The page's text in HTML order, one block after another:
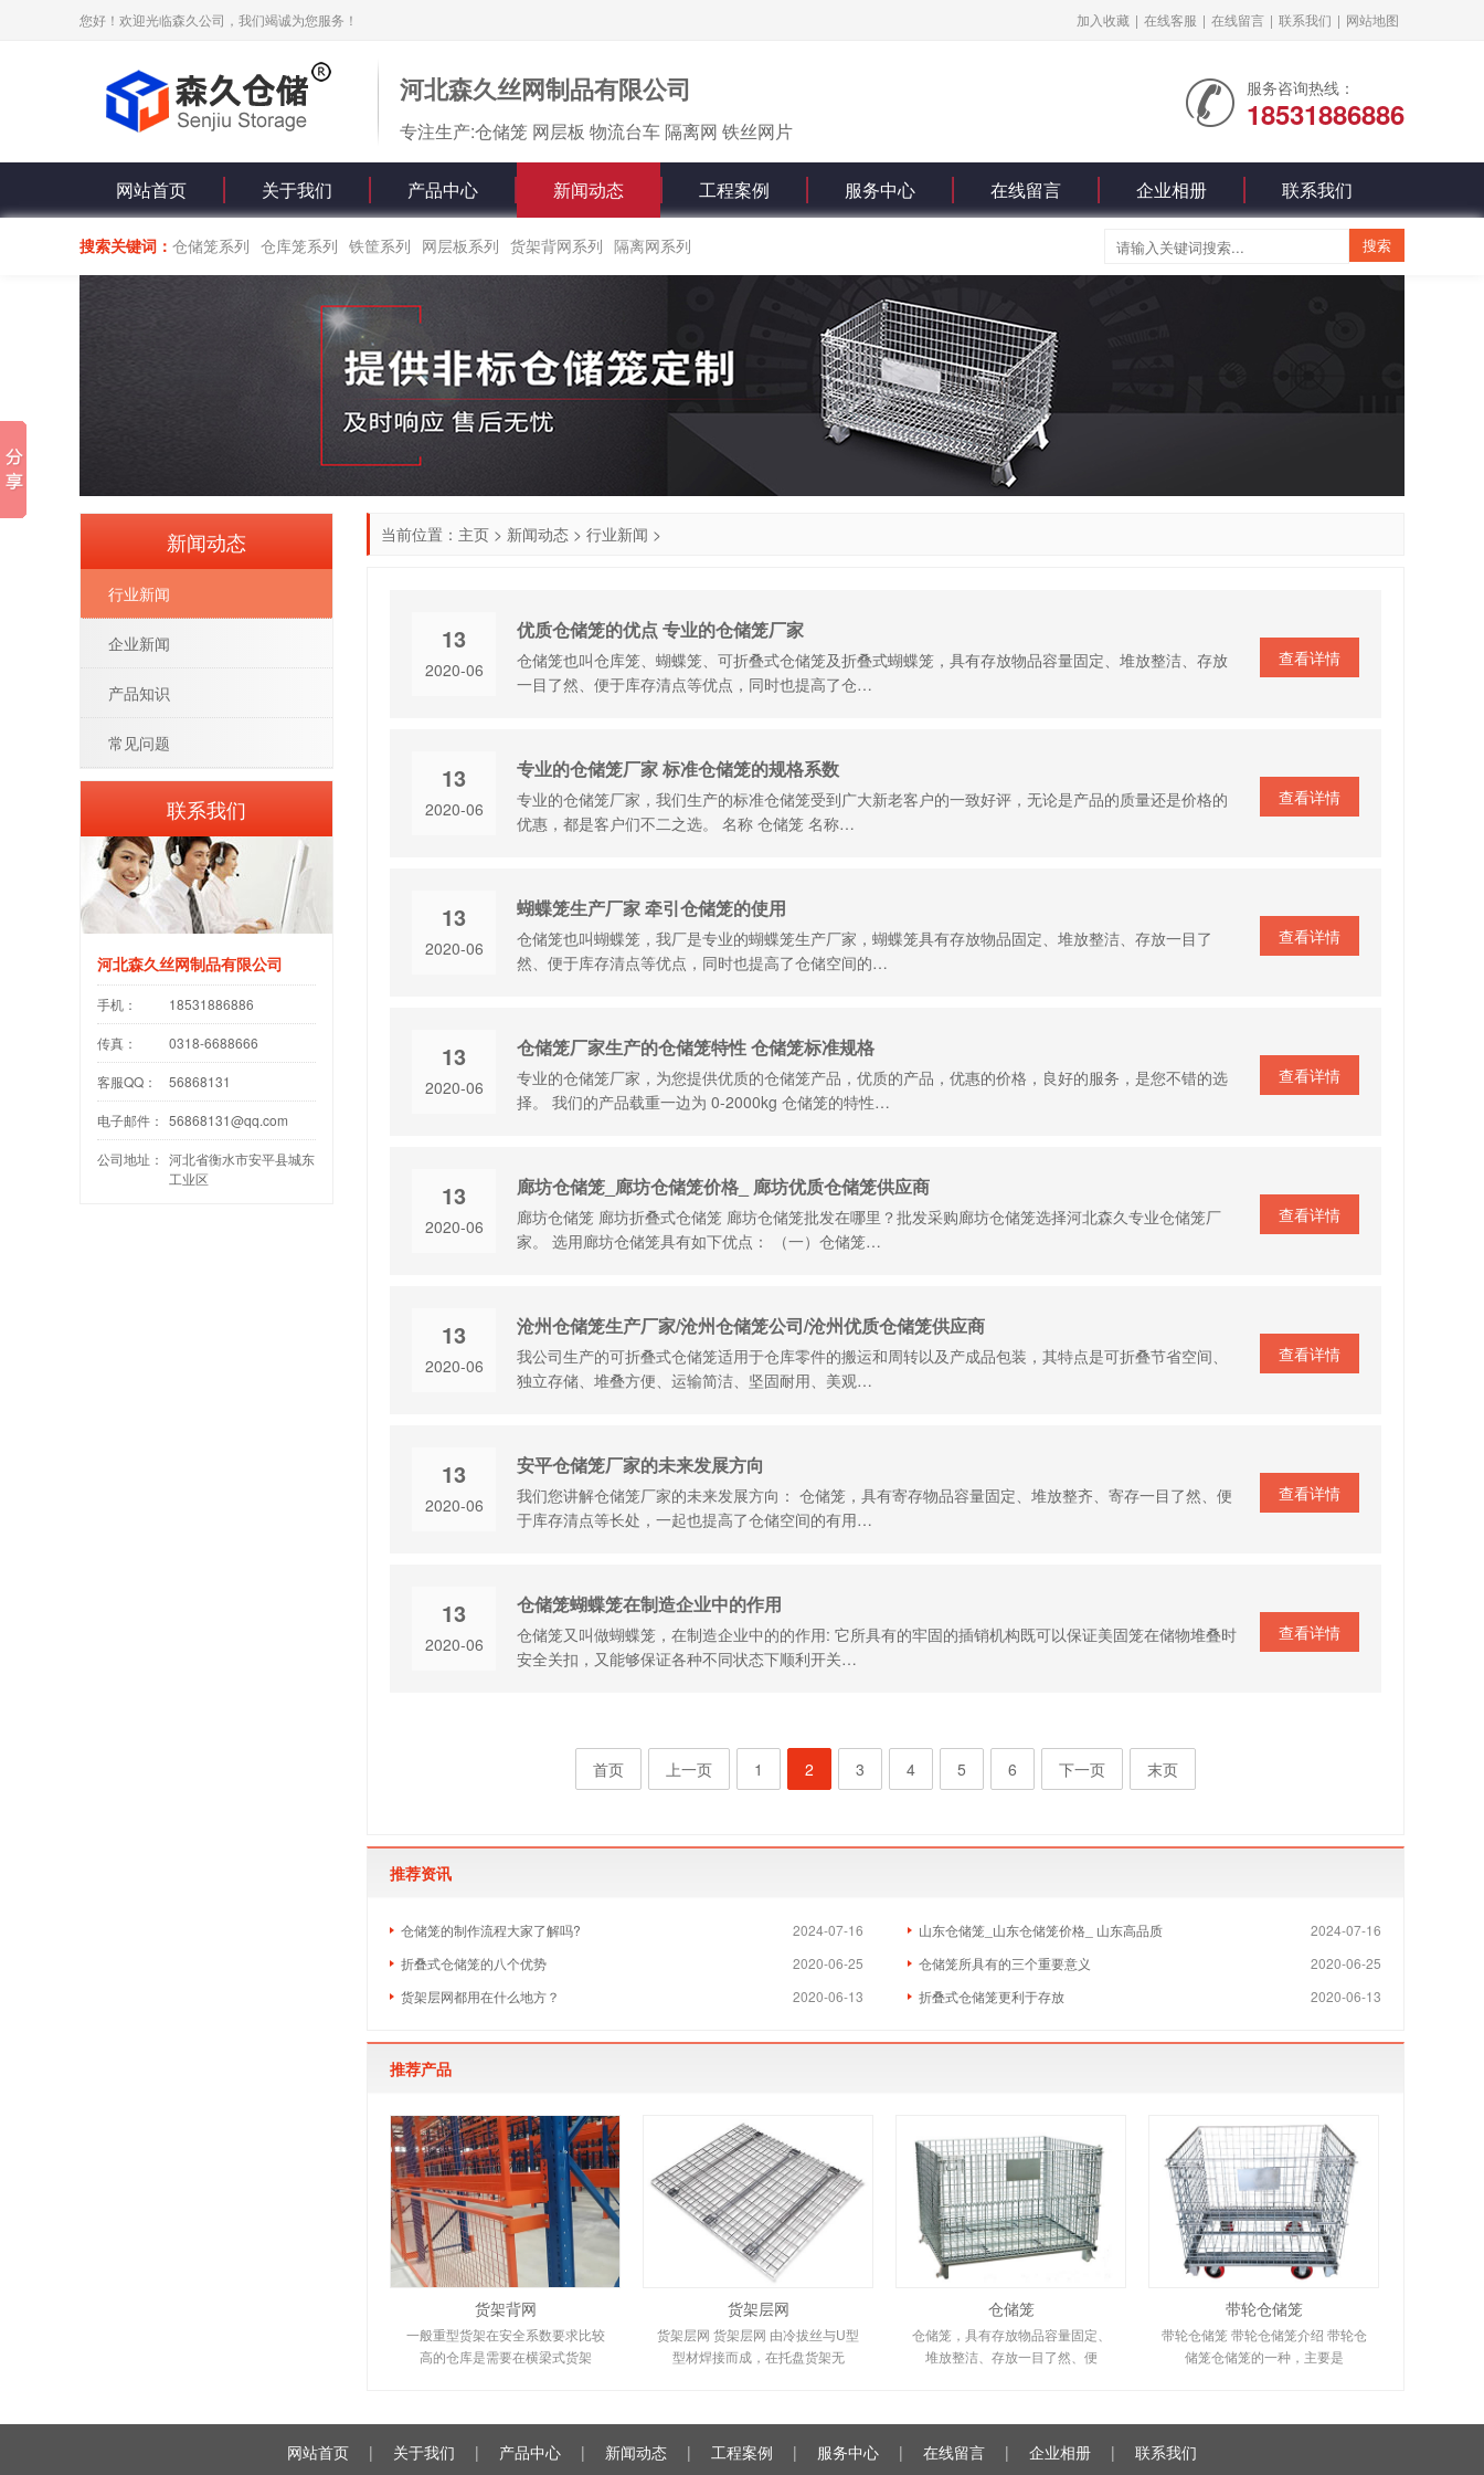
您好！欢迎光临森久公司，我们竭诚为您服务！ 加入收藏 | 在线客服 | 在线留言 | 联系我们 | 网站地图
河北森久丝网制品有限公司
专注生产:仓储笼 网层板 物流台车 隔离网 铁丝网片
服务咨询热线：
18531886886
网站首页 关于我们 产品中心 新闻动态 工程案例 服务中心 在线留言 企业相册 联系我们
搜索关键词： 仓储笼系列 仓库笼系列 铁筐系列 网层板系列 货架背网系列 隔离网系列
当前位置： 主页 > 新闻动态 > 行业新闻 >
13
2020-06
优质仓储笼的优点 专业的仓储笼厂家
仓储笼也叫仓库笼、蝴蝶笼、可折叠式仓储笼及折叠式蝴蝶笼，具有存放物品容量固定、堆放整洁、存放
一目了然、便于库存清点等优点，同时也提高了仓…
查看详情
13
2020-06
专业的仓储笼厂家 标准仓储笼的规格系数
专业的仓储笼厂家，我们生产的标准仓储笼受到广大新老客户的一致好评，无论是产品的质量还是价格的
优惠，都是客户们不二之选。 名称 仓储笼 名称…
查看详情
13
2020-06
蝴蝶笼生产厂家 牵引仓储笼的使用
仓储笼也叫蝴蝶笼，我厂是专业的蝴蝶笼生产厂家，蝴蝶笼具有存放物品固定、堆放整洁、存放一目了
然、便于库存清点等优点，同时也提高了仓储空间的…
查看详情
13
2020-06
仓储笼厂家生产的仓储笼特性 仓储笼标准规格
专业的仓储笼厂家，为您提供优质的仓储笼产品，优质的产品，优惠的价格，良好的服务，是您不错的选
择。 我们的产品载重一边为 0-2000kg 仓储笼的特性…
查看详情
13
2020-06
廊坊仓储笼_廊坊仓储笼价格_ 廊坊优质仓储笼供应商
廊坊仓储笼 廊坊折叠式仓储笼 廊坊仓储笼批发在哪里？批发采购廊坊仓储笼选择河北森久专业仓储笼厂
家。 选用廊坊仓储笼具有如下优点： （一）仓储笼…
查看详情
13
2020-06
沧州仓储笼生产厂家/沧州仓储笼公司/沧州优质仓储笼供应商
我公司生产的可折叠式仓储笼适用于仓库零件的搬运和周转以及产成品包装，其特点是可折叠节省空间、
独立存储、堆叠方便、运输简洁、坚固耐用、美观…
查看详情
13
2020-06
安平仓储笼厂家的未来发展方向
我们您讲解仓储笼厂家的未来发展方向： 仓储笼，具有寄存物品容量固定、堆放整齐、寄存一目了然、便
于库存清点等长处，一起也提高了仓储空间的有用…
查看详情
13
2020-06
仓储笼蝴蝶笼在制造企业中的作用
仓储笼又叫做蝴蝶笼，在制造企业中的的作用: 它所具有的牢固的插销机构既可以保证美固笼在储物堆叠时
安全关扣，又能够保证各种不同状态下顺利开关…
查看详情
首页 上一页 1 2 3 4 5 6 下一页 末页
推荐资讯
2024-07-16
仓储笼的制作流程大家了解吗? 2024-07-16
山东仓储笼_山东仓储笼价格_ 山东高品质
2020-06-25
折叠式仓储笼的八个优势 2020-06-25
仓储笼所具有的三个重要意义
2020-06-13
货架层网都用在什么地方？ 2020-06-13
折叠式仓储笼更利于存放
推荐产品
货架背网
一般重型货架在安全系数要求比较
高的仓库是需要在横梁式货架
货架层网
货架层网 货架层网 由冷拔丝与U型
型材焊接而成，在托盘货架无
仓储笼
仓储笼，具有存放物品容量固定、
堆放整洁、存放一目了然、便
带轮仓储笼
带轮仓储笼 带轮仓储笼介绍 带轮仓
储笼仓储笼的一种，主要是
新闻动态
行业新闻
企业新闻
产品知识
常见问题
联系我们
河北森久丝网制品有限公司
手机： 18531886886
传真： 0318-6688666
客服QQ： 56868131
电子邮件： 56868131@qq.com
公司地址： 河北省衡水市安平县城东
工业区
网站首页 | 关于我们 | 产品中心 | 新闻动态 | 工程案例 | 服务中心 | 在线留言 | 企业相册 | 联系我们